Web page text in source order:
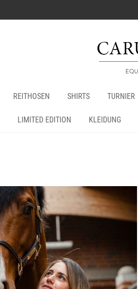
REITHOSEN SHIRTS TURNIER
LIMITED EDITION KLEIDUNG